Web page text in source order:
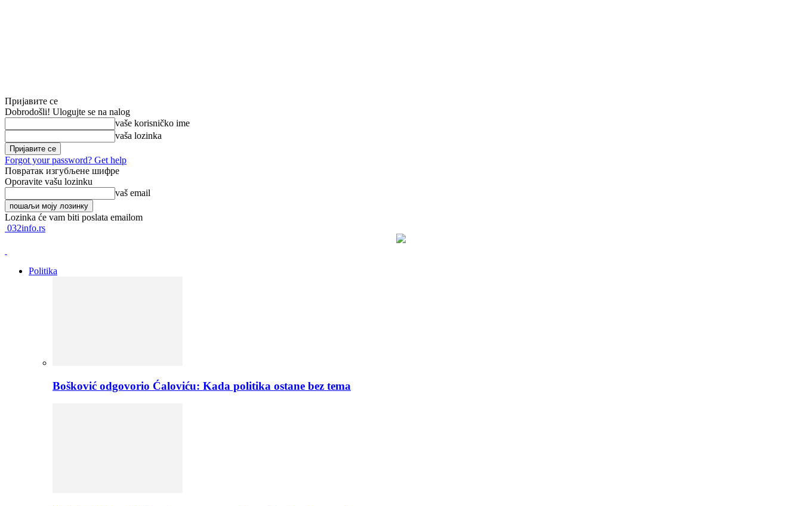
Пријавите се
Dobrodošli! Ulogujte se na nalog
vaše korisničko ime
vaša lozinka
Forgot your password? Get help
Повратак изгубљене шифре
Oporavite vašu lozinku
vaš email
Lozinka će vam biti poslata emailom
032info.rs
Politika
Bošković odgovorio Ćaloviću: Kada politika ostane bez tema